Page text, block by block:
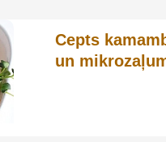
Cepts
un